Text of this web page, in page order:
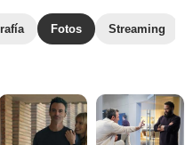
Fotos Streaming